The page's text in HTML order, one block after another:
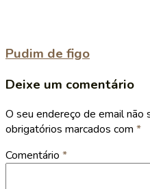
Pudim de figo
Deixe um comentário
O seu endereço de email não
obrigatórios marcados com *
Comentário *